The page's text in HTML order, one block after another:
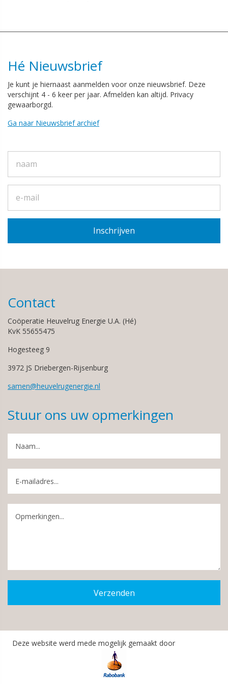
Hé Nieuwsbrief
Je kunt je hiernaast aanmelden voor onze nieuwsbrief. Deze
verschijnt 4 - 6 keer per jaar. Afmelden kan altijd. Privacy
gewaarborgd.
Ga naar Nieuwsbrief archief
Contact
Coöperatie Heuvelrug Energie U.A. (Hé)
KvK 55655475
Hogesteeg 9
3972 JS Driebergen-Rijsenburg
samen@heuvelrugenergie.nl
Stuur ons uw opmerkingen
Verzenden
Deze website werd mede mogelijk gemaakt door